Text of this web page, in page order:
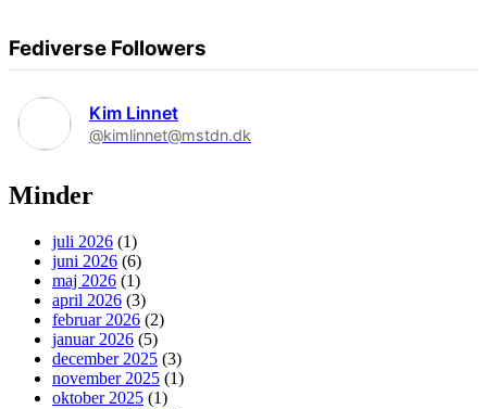
Fediverse Followers
Kim Linnet
@kimlinnet@mstdn.dk
Minder
juli 2026 (1)
juni 2026 (6)
maj 2026 (1)
april 2026 (3)
februar 2026 (2)
januar 2026 (5)
december 2025 (3)
november 2025 (1)
oktober 2025 (1)